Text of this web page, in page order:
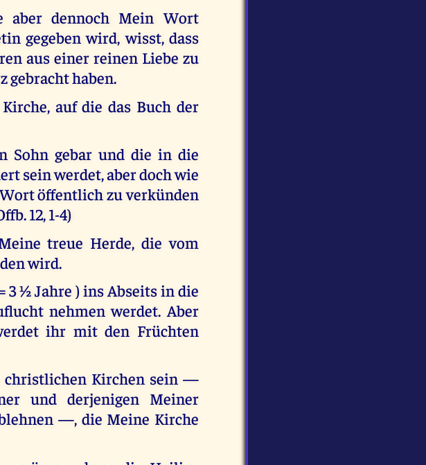
aber dennoch Mein Wort
gegeben wird, wisst, dass
aus einer reinen Liebe zu
gebracht haben.
auf die das Buch der
Sohn gebar und die in die
sein werdet, aber doch wie
öffentlich zu verkünden
12, 1-4)
treue Herde, die vom
wird.
3 ½ Jahre ) ins Abseits in die
nehmen werdet. Aber
ihr mit den Früchten
christlichen Kirchen sein —
und derjenigen Meiner
—, die Meine Kirche